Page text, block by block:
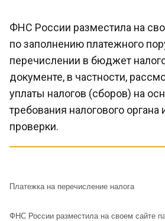
ФНС России разместила на
по заполнению платежного
перечислении в бюджет
документе, в частности,
уплаты налогов (сборов) на
требования налогового органа
проверки.
Платежка на перечисление налога
ФНС России разместила на своем сайте